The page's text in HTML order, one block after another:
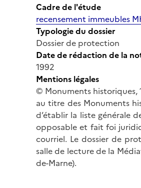
Cadre de l'étude
recensement immeubles
Typologie du dossier
Dossier de protection
Date de rédaction de la
1992
Mentions légales
© Monuments historiques,
au titre des Monuments
d’établir la liste générale
opposable et fait foi
courriel. Le dossier de
salle de lecture de la
de-Marne).